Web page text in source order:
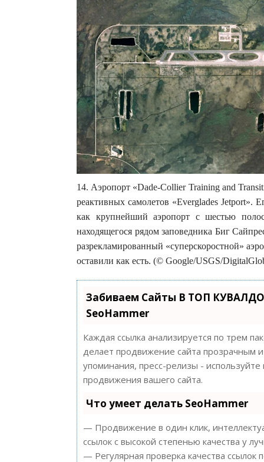
14. Аэропорт «Dade-Collier Training and
реактивных самолетов «Everglades Jetport».
как крупнейший аэропорт с шестью
находящегося рядом заповедника Биг
разрекламированный «суперскоростной»
оставили как есть. (© Google/USGS/
Забиваем Сайты В ТОП
SeoHammer
Каждая ссылка анализируется по трем
делает продвижение сайта прозрачным
упоминания, пресс-релизы -
продвижения вашего сайта.
Что умеет делать SeoHammer
— Продвижение в один клик,
ссылок с высокой степенью качества у
— Регулярная проверка качества